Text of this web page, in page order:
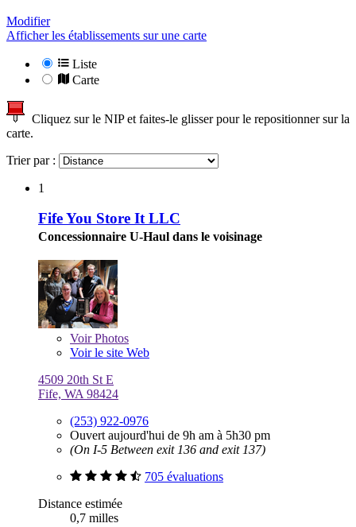
Modifier
Afficher les établissements sur une carte
Liste
Carte
Cliquez sur le NIP et faites-le glisser pour le repositionner sur la
carte.
Trier par :
1
Fife You Store It LLC
Concessionnaire U-Haul dans le voisinage
VoirPhotos
Voir le site Web
4509 20th St E
Fife, WA 98424
(253) 922-0976
Ouvert aujourd'hui de 9h am à 5h30 pm
(On I-5 Between exit 136 and exit 137)
705 évaluations
Distance estimée
0,7 milles